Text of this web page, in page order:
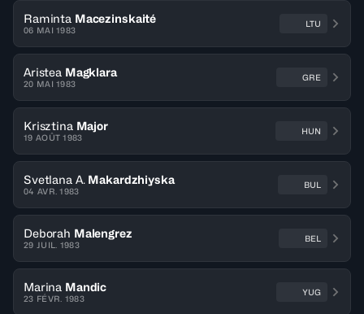
Raminta Macezinskaité
06 MAI 1983
LTU
Aristea Magklara
20 MAI 1983
GRE
Krisztina Major
19 AOÛT 1983
HUN
Svetlana A. Makardzhiyska
04 AVR. 1983
BUL
Deborah Malengrez
29 JUIL. 1983
BEL
Marina Mandic
23 FÉVR. 1983
YUG